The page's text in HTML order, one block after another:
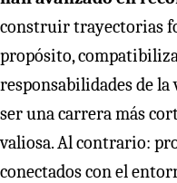
construir trayectorias
propósito,
responsabilidades de
ser una carrera más
valiosa. Al contrario:
conectados con el